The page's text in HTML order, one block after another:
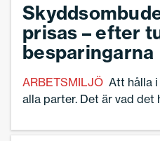
prisas – efter
besparingarna
ARBETSMILJÖ Att hålla
alla parter. Det är vad
Skyddsombud 2024 vid